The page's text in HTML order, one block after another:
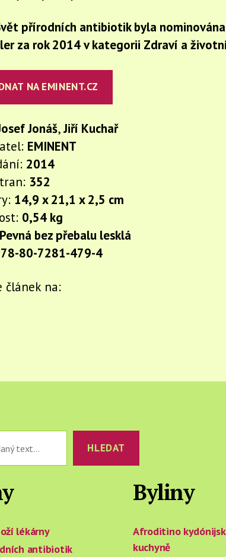
přírodních antibiotik byla nominována
za rok 2014 v kategorii Zdraví a
NA EMINENT.CZ
Jonáš,Jiří Kuchař
EMINENT
2014
352
14,9 x 21,1 x 2,5 cm
0,54 kg
Pevná bez přebalu lesklá
80-7281-479-4
článek na:
HLEDAT
lékárny
antibiotik
Byliny
Afroditino
kuchyně